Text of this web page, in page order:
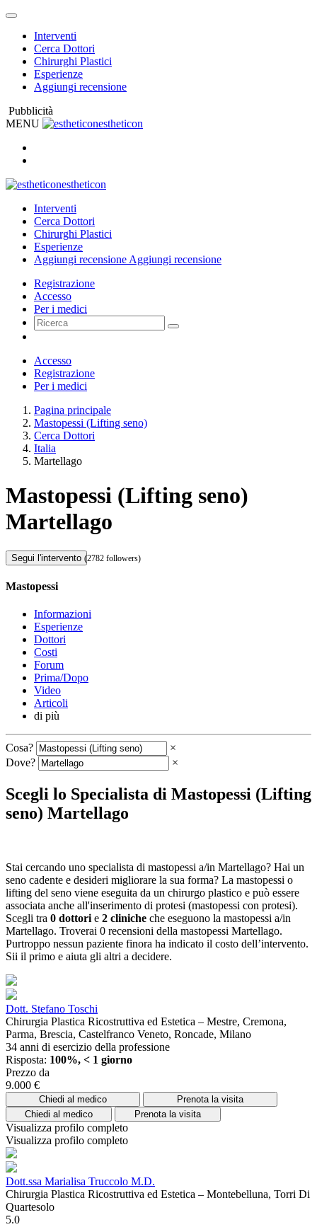
Interventi
Cerca Dottori
Chirurghi Plastici
Esperienze
Aggiungi recensione
Pubblicità
MENU
estheticon
estheticon
Interventi
Cerca Dottori
Chirurghi Plastici
Esperienze
Aggiungi recensione Aggiungi recensione
Registrazione
Accesso
Per i medici
Accesso
Registrazione
Per i medici
Pagina principale
Mastopessi (Lifting seno)
Cerca Dottori
Italia
Martellago
Mastopessi (Lifting seno)
Martellago
Segui l'intervento (2782 followers)
Mastopessi
Informazioni
Esperienze
Dottori
Costi
Forum
Prima/Dopo
Video
Articoli
di più
Cosa?
×
Dove?
×
Scegli lo Specialista di Mastopessi (Lifting
seno) Martellago
Stai cercando uno specialista di mastopessi a/in Martellago? Hai un
seno cadente e desideri migliorare la sua forma? La mastopessi o
lifting del seno viene eseguita da un chirurgo plastico e può essere
associata anche all'inserimento di protesi (mastopessi con protesi).
Scegli tra 0 dottori e 2 cliniche che eseguono la mastopessi a/in
Martellago. Troverai 0 recensioni della mastopessi Martellago.
Purtroppo nessun paziente finora ha indicato il costo dell’intervento.
Sii il primo e aiuta gli altri a decidere.
Dott. Stefano Toschi
Chirurgia Plastica Ricostruttiva ed Estetica – Mestre, Cremona,
Parma, Brescia, Castelfranco Veneto, Roncade, Milano
34 anni di esercizio della professione
Risposta: 100%, < 1 giorno
Prezzo da
9.000 €
Chiedi al medico
Prenota la visita
Chiedi al medico
Prenota la visita
Visualizza profilo completo
Visualizza profilo completo
Dott.ssa Marialisa Truccolo M.D.
Chirurgia Plastica Ricostruttiva ed Estetica – Montebelluna, Torri Di
Quartesolo
5.0